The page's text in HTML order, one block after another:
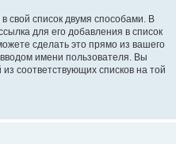
свой список двумя способами. В
для его добавления в список
сделать это прямо из вашего
имени пользователя. Вы
соответствующих списков на той